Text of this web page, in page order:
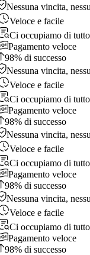
Nessuna vincita,
Veloce e facile
Ci occupiamo di tutto
Pagamento veloce
98% di successo
Nessuna vincita,
Veloce e facile
Ci occupiamo di tutto
Pagamento veloce
98% di successo
Nessuna vincita,
Veloce e facile
Ci occupiamo di tutto
Pagamento veloce
98% di successo
Nessuna vincita,
Veloce e facile
Ci occupiamo di tutto
Pagamento veloce
98% di successo